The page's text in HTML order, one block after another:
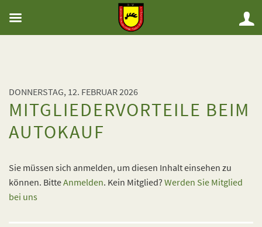
DONNERSTAG, 12. FEBRUAR 2026
MITGLIEDERVORTEILE BEIM
AUTOKAUF
Sie müssen sich anmelden, um diesen Inhalt einsehen zu
können. BitteAnmelden. Kein Mitglied? Werden Sie Mitglied
bei uns